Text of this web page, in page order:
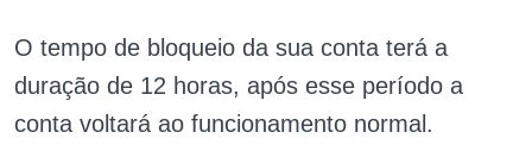
O tempo de bloqueio da sua conta terá a
duração de 12 horas, após esse período a
conta voltará ao funcionamento normal.